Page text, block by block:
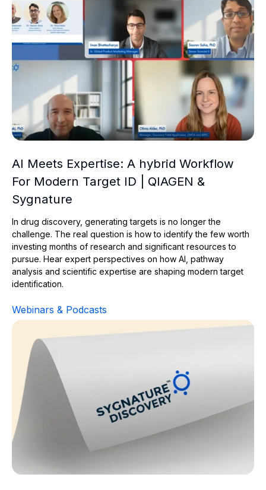
AI Meets Expertise: A hybrid Workflow
For Modern Target ID | QIAGEN &
Sygnature
In drug discovery, generating targets is no longer the
challenge. The real question is how to identify the few worth
investing months of research and significant resources to
pursue. Hear expert perspectives on how AI, pathway
analysis and scientific expertise are shaping modern target
identification.
Webinars & Podcasts
Bioinformatics-Driven Cell Model Selection in Drug